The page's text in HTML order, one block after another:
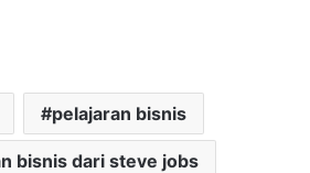
pelajaran bisnis
bisnis dari steve jobs